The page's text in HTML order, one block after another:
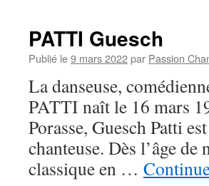
PATTI Guesch
Publié le9 mars 2022par Passion
La danseuse,
PATTI naît le 16 mars
Porasse, Guesch Patti
chanteuse. Dès l’âge
classique en …